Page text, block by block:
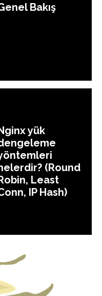
Bakış
yük
(Round
Least
IP Hash)